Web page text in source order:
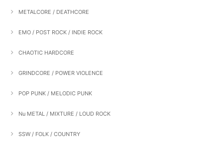
METALCORE / DEATHCORE
EMO / POST ROCK / INDIE ROCK
CHAOTIC HARDCORE
GRINDCORE / POWER VIOLENCE
POP PUNK / MELODIC PUNK
Nu METAL / MIXTURE / LOUD ROCK
SSW / FOLK / COUNTRY